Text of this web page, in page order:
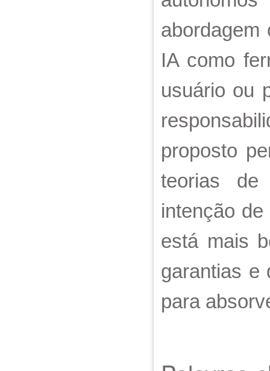
abordagem
IA como
usuário ou
proposto
teorias de
intenção
está mais
garantias e
para